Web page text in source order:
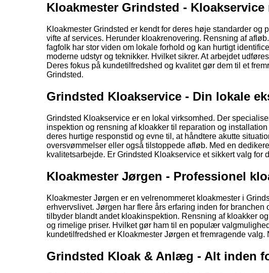
Kloakmester Grindsted - Kloakservice
Kloakmester Grindsted er kendt for deres høje standarder
vifte af services. Herunder kloakrenovering. Rensning af
fagfolk har stor viden om lokale forhold og kan hurtigt
moderne udstyr og teknikker. Hvilket sikrer. At arbejdet
Deres fokus på kundetilfredshed og kvalitet gør dem til et
Grindsted.
Grindsted Kloakservice - Din lokale
Grindsted Kloakservice er en lokal virksomhed. Der
inspektion og rensning af kloakker til reparation og
deres hurtige responstid og evne til, at håndtere akutte
oversvømmelser eller også tilstoppede afløb. Med en
kvalitetsarbejde. Er Grindsted Kloakservice et sikkert valg for
Kloakmester Jørgen - Professionel
Kloakmester Jørgen er en velrenommeret kloakmester i
erhvervslivet. Jørgen har flere års erfaring inden for
tilbyder blandt andet kloakinspektion. Rensning af kloakker
og rimelige priser. Hvilket gør ham til en populær
kundetilfredshed er Kloakmester Jørgen et fremragende
Grindsted Kloak & Anlæg - Alt inden